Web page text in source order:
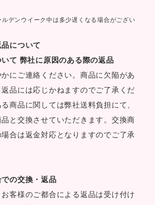
デンウイーク中は多少遅くなる場合がござい
について
て 弊社に原因のある際の返品
にご連絡ください。商品に欠陥があ
品には応じかねますのでご了承くだ
商品に関しては弊社送料負担にて、
と交換させていただきます。交換商
合は返金対応となりますのでご了承
の交換・返品
客様のご都合による返品は受け付け